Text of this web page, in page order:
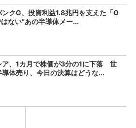
ンクG、投資利益1.8兆円を支えた「O
ない“あの半導体メー...
ア、1カ月で株価が3分の1に下落 世
導体売り、今日の決算はどうな...